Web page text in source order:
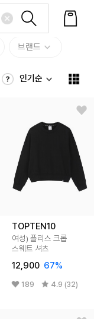
브랜드
인기순
TOPTEN10
여성) 플리스 크롭
스웨트 셔츠
12,900 67%
189 4.9 (32)